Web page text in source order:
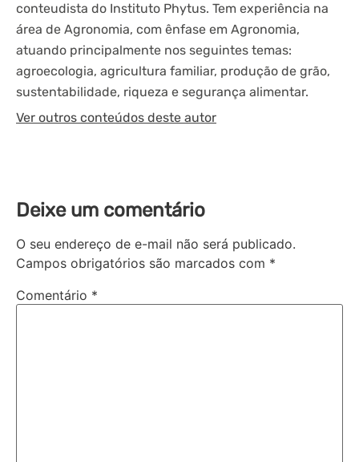
conteudista do Instituto Phytus. Tem experiência na
área de Agronomia, com ênfase em Agronomia,
atuando principalmente nos seguintes temas:
agroecologia, agricultura familiar, produção de grão,
sustentabilidade, riqueza e segurança alimentar.
Ver outros conteúdos deste autor
Deixe um comentário
O seu endereço de e-mail não será publicado.
Campos obrigatórios são marcados com *
Comentário *